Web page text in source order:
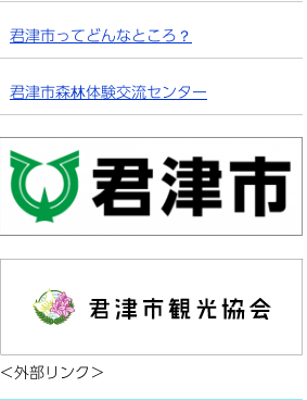
君津市ってどんなところ？
君津市森林体験交流センター
＜外部リンク＞